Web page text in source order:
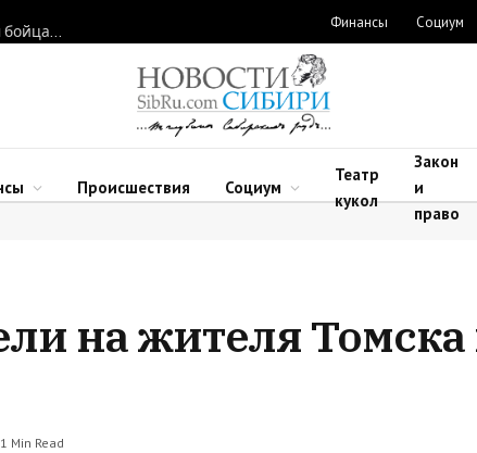
Новосибирские нейрохирурги восстановили функции рук двум бойцам после минно-взрывных травм
Финансы Социум
Происшествия Социум
Театр
кукол
Закон
и
право
на жителя Томска
1 Min Read